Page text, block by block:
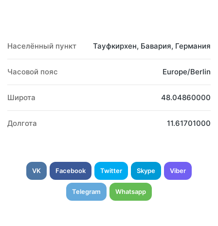
Населённый пункт Тауфкирхен, Бавария, Германия
Часовой пояс Europe/Berlin
Широта 48.04860000
Долгота 11.61701000
VK Facebook Twitter Skype Viber
Telegram Whatsapp